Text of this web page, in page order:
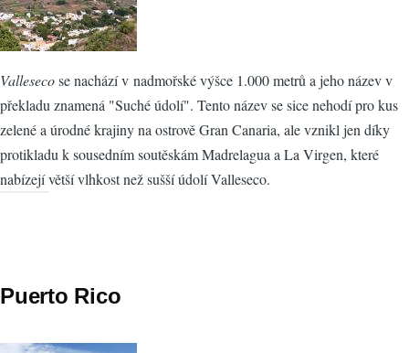
Vallesecose nachází v nadmořské výšce 1.000 metrů a jeho název v
překladu znamená "Suché údolí". Tento název se sice nehodí pro kus
zelené a úrodné krajiny na ostrově Gran Canaria, ale vznikl jen díky
protikladu k sousedním soutěskám Madrelagua a La Virgen, které
nabízejí větší vlhkost než sušší údolí Valleseco.
Puerto Rico